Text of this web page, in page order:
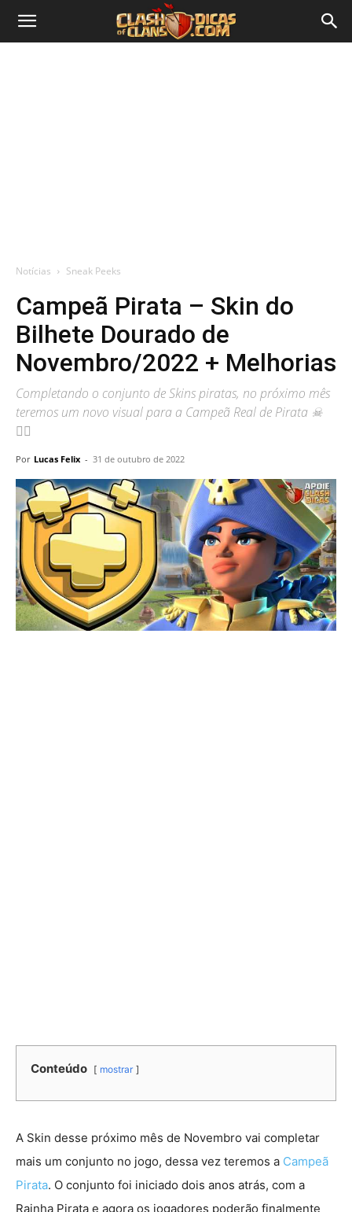
Notícias Sneak Peeks
Campeã Pirata – Skin do
Bilhete Dourado de
Novembro/2022 + Melhorias
Completando o conjunto de Skins piratas, no próximo mês
teremos um novo visual para a Campeã Real de Pirata ☠
🏴‍☠️
Por Lucas Felix - 31 de outubro de 2022
Conteúdo mostrar
A Skin desse próximo mês de Novembro vai completar
mais um conjunto no jogo, dessa vez teremos a Campeã
Pirata. O conjunto foi iniciado dois anos atrás, com a
Rainha Pirata e agora os jogadores poderão finalmente